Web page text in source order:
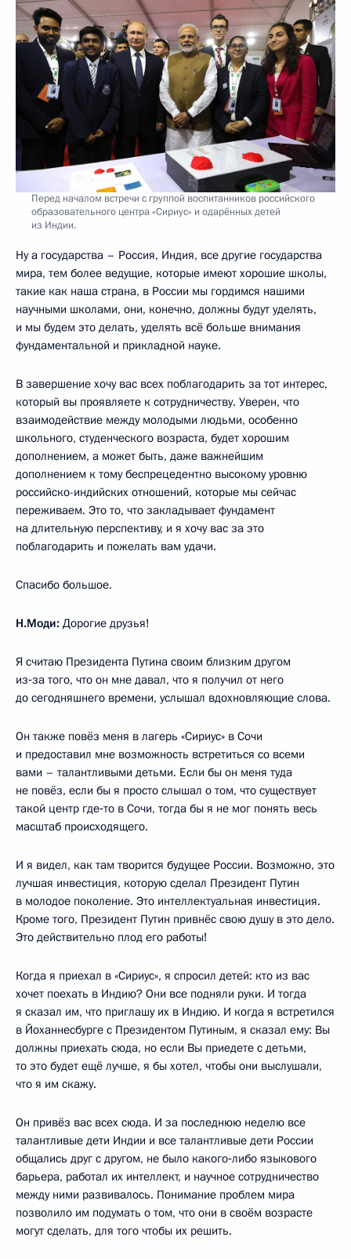
Перед началом встречи с группой воспитанников российского
образовательного центра «Сириус» и одарённых детей
из Индии.
Ну а государства – Россия, Индия, все другие государства
мира, тем более ведущие, которые имеют хорошие школы,
такие как наша страна, в России мы гордимся нашими
научными школами, они, конечно, должны будут уделять,
и мы будем это делать, уделять всё больше внимания
фундаментальной и прикладной науке.
В завершение хочу вас всех поблагодарить за тот интерес,
который вы проявляете к сотрудничеству. Уверен, что
взаимодействие между молодыми людьми, особенно
школьного, студенческого возраста, будет хорошим
дополнением, а может быть, даже важнейшим
дополнением к тому беспрецедентно высокому уровню
российско-индийских отношений, которые мы сейчас
переживаем. Это то, что закладывает фундамент
на длительную перспективу, и я хочу вас за это
поблагодарить и пожелать вам удачи.
Спасибо большое.
Н.Моди: Дорогие друзья!
Я считаю Президента Путина своим близким другом
из‑за того, что он мне давал, что я получил от него
до сегодняшнего времени, услышал вдохновляющие слова.
Он также повёз меня в лагерь «Сириус» в Сочи
и предоставил мне возможность встретиться со всеми
вами – талантливыми детьми. Если бы он меня туда
не повёз, если бы я просто слышал о том, что существует
такой центр где‑то в Сочи, тогда бы я не мог понять весь
масштаб происходящего.
И я видел, как там творится будущее России. Возможно, это
лучшая инвестиция, которую сделал Президент Путин
в молодое поколение. Это интеллектуальная инвестиция.
Кроме того, Президент Путин привнёс свою душу в это дело.
Это действительно плод его работы!
Когда я приехал в «Сириус», я спросил детей: кто из вас
хочет поехать в Индию? Они все подняли руки. И тогда
я сказал им, что приглашу их в Индию. И когда я встретился
в Йоханнесбурге с Президентом Путиным, я сказал ему: Вы
должны приехать сюда, но если Вы приедете с детьми,
то это будет ещё лучше, я бы хотел, чтобы они выслушали,
что я им скажу.
Он привёз вас всех сюда. И за последнюю неделю все
талантливые дети Индии и все талантливые дети России
общались друг с другом, не было какого‑либо языкового
барьера, работал их интеллект, и научное сотрудничество
между ними развивалось. Понимание проблем мира
позволило им подумать о том, что они в своём возрасте
могут сделать, для того чтобы их решить.